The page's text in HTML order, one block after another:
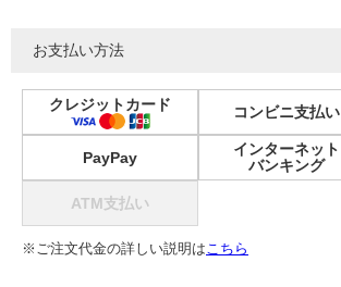
お支払い方法
クレジットカード コンビニ支払い
PayPay
インターネット
バンキング
ATM支払い
※ご注文代金の詳しい説明はこちら